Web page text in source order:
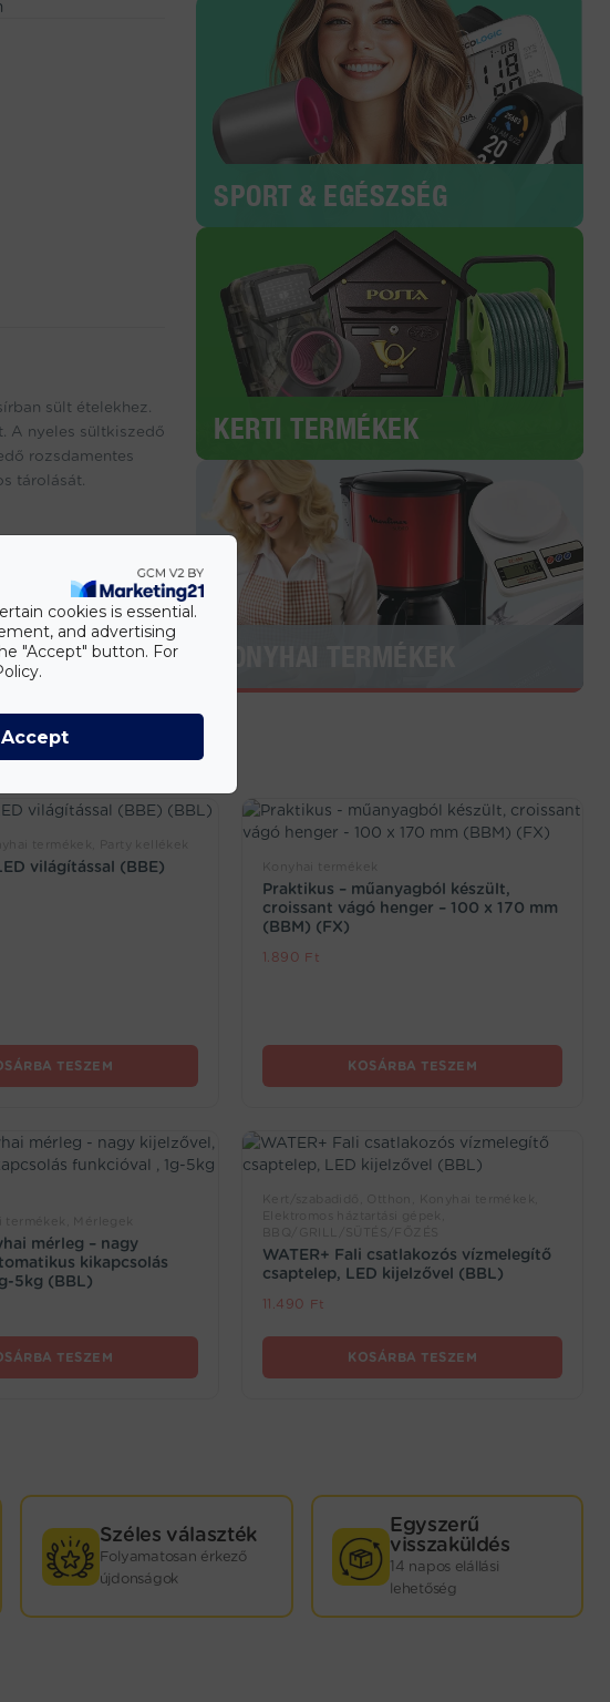
sült ételekhez.
A nyeles sültkiszedő
rozsdamentes
tárolását.
SPORT & EGÉSZSÉG
KERTI TERMÉKEK
világítással (BBE)
TESZEM
Praktikus – műanyagból készült,
croissant vágó henger – 100 x 170 mm
(BBM) (FX)
1.890 Ft
KOSÁRBA TESZEM
mérleg – nagy
kikapcsolás
5kg (BBL)
TESZEM
WATER+ Fali csatlakozós vízmelegítő
csaptelep, LED kijelzővel (BBL)
11.490 Ft
KOSÁRBA TESZEM
Széles választék
Folyamatosan érkező
újdonságok
Egyszerű
visszaküldés
14 napos elállási
lehetőség
cookies is essential.
and advertising
"Accept" button. For
Accept